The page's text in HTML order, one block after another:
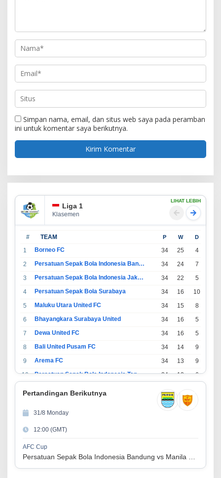
Simpan nama, email, dan situs web saya pada peramban
ini untuk komentar saya berikutnya.
Liga 1
Klasemen
LIHAT LEBIH
# TEAM P W D
1 Borneo FC 34 25 4
2
Persatuan Sepak Bola Indonesia Bandung 34 24 7
3
Persatuan Sepak Bola Indonesia Jakarta 34 22 5
4
Persatuan Sepak Bola Surabaya 34 16 10
5
Maluku Utara United FC 34 15 8
6
Bhayangkara Surabaya United 34 16 5
7
Dewa United FC 34 16 5
8
Bali United Pusam FC 34 14 9
9
Arema FC 34 13 9
10
Persatuan Sepak Bola Indonesia Tangerang 34 13 6
34 11
13
14
Madura United FC
15
Persatuan Sepakbola Makassar
16
Persis Solo 34 8 10
Pertandingan Berikutnya
31/8 Monday
12:00 (GMT)
AFC Cup
Persatuan Sepak Bola Indonesia Bandung vs Manila Digger FC